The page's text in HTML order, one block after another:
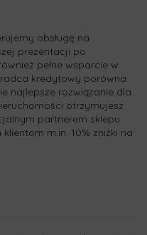
obsługę na
prezentacji po
pełne wsparcie w
kredytowy porówna
najlepsze rozwiązanie dla
otrzymujesz
partnerem sklepu
m.in. 10% zniżki na